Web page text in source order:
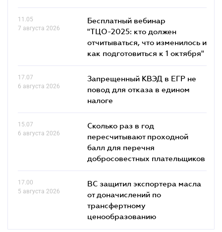
11.05
7 августа 2026
Бесплатный вебинар
"ТЦО-2025: кто должен
отчитываться, что изменилось и
как подготовиться к 1 октября"
17.07
6 августа 2026
Запрещенный КВЭД в ЕГР не
повод для отказа в едином
налоге
15.07
6 августа 2026
Сколько раз в год
пересчитывают проходной
балл для перечня
добросовестных плательщиков
17.00
5 августа 2026
ВС защитил экспортера масла
от доначислений по
трансфертному
ценообразованию